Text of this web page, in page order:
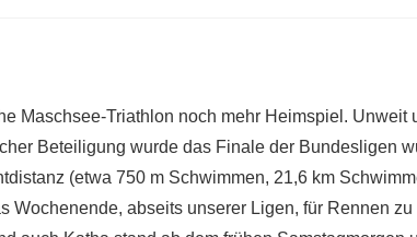
Maschsee-Triathlon noch mehr Heimspiel. Unweit
Beteiligung wurde das Finale der Bundesligen
(etwa 750 m Schwimmen, 21,6 km
abseits unserer Ligen, für Rennen